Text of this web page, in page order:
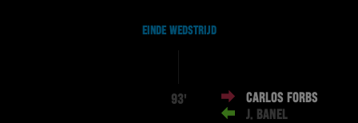
EINDE WEDSTRIJD
93'
CARLOS FORBS
J. BANEL